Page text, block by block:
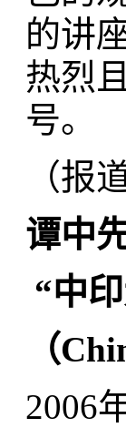
的讲
热烈
号。
（报
谭中
“中
（
2006